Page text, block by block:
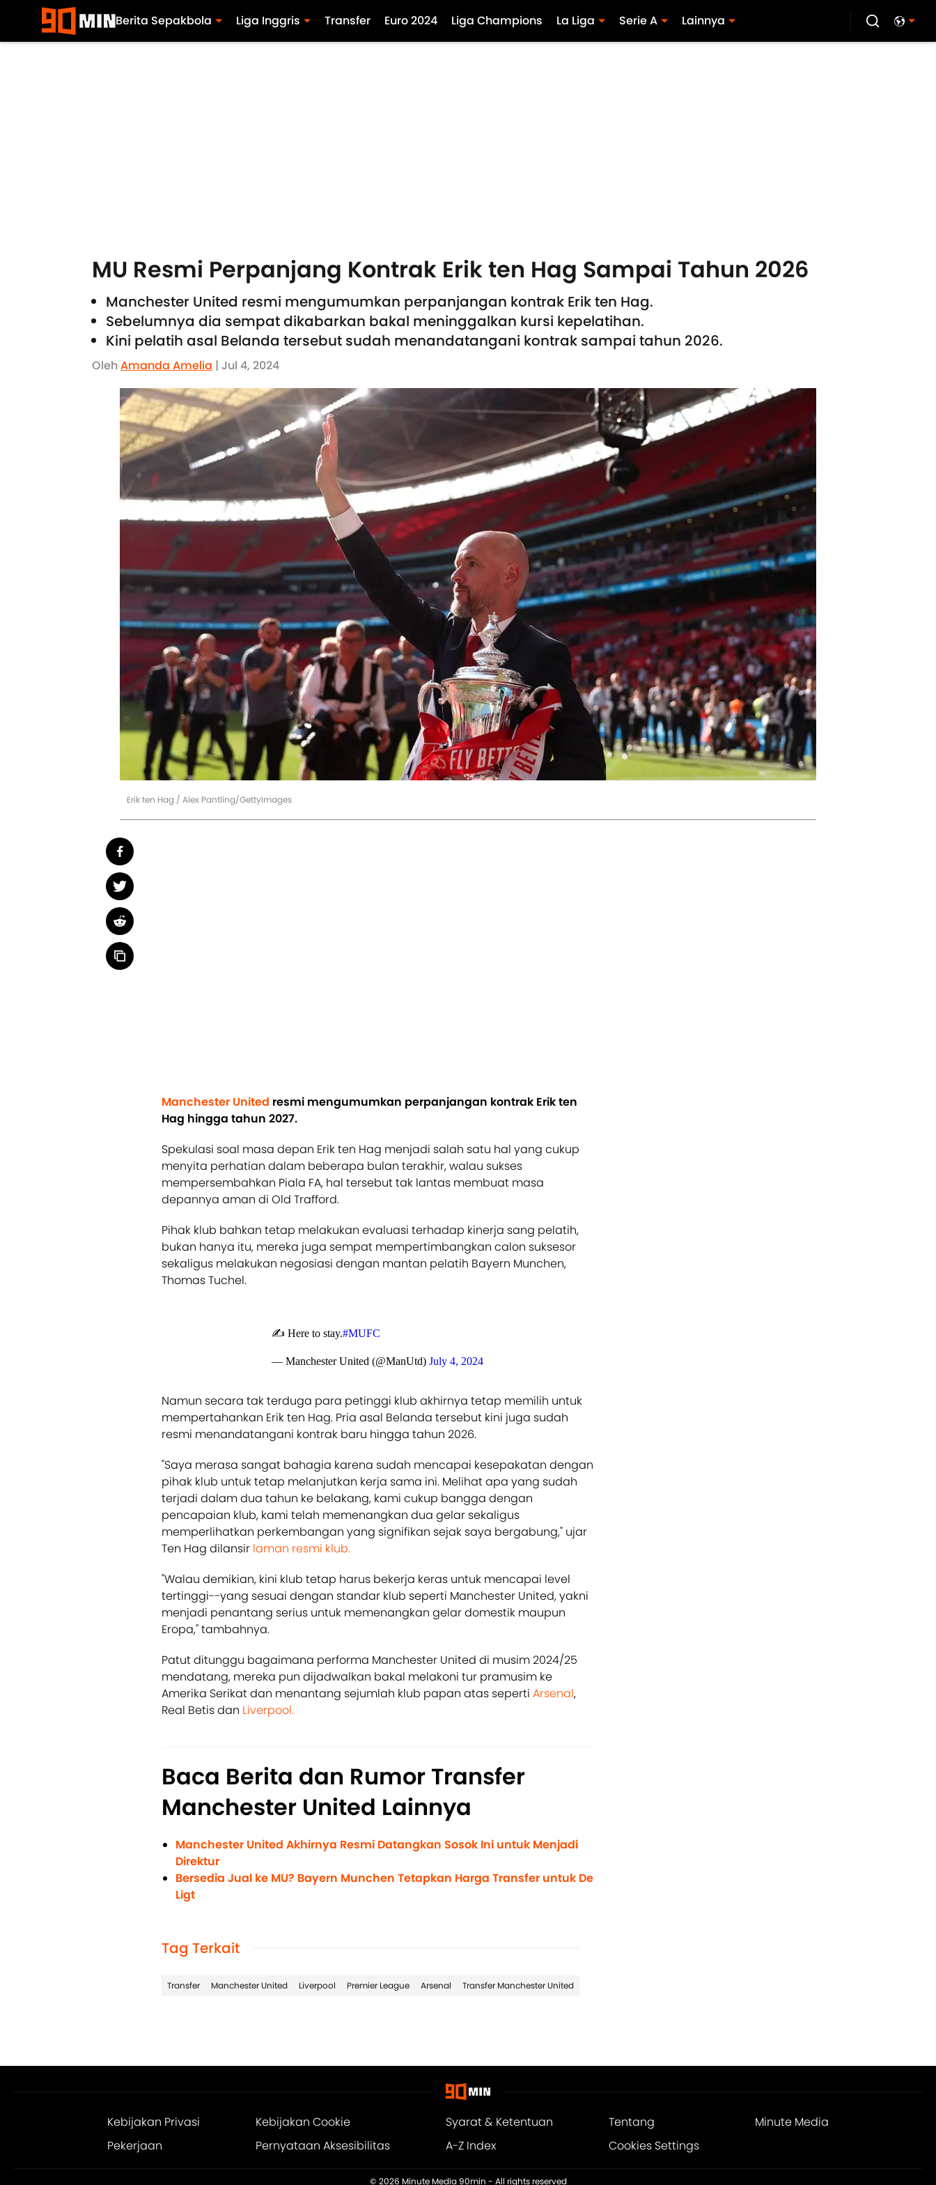
Berita Sepakbola Liga Inggris Transfer Euro 2024 Liga Champions La Liga Serie A Lainnya
MU Resmi Perpanjang Kontrak Erik ten Hag Sampai Tahun 2026
Manchester United resmi mengumumkan perpanjangan kontrak Erik ten Hag.
Sebelumnya dia sempat dikabarkan bakal meninggalkan kursi kepelatihan.
Kini pelatih asal Belanda tersebut sudah menandatangani kontrak sampai tahun 2026.
OlehAmanda Amelia | Jul 4, 2024
Erik ten Hag / Alex Pantling/GettyImages
Manchester United resmi mengumumkan perpanjangan kontrak Erik ten
Hag hingga tahun 2027.
Spekulasi soal masa depan Erik ten Hag menjadi salah satu hal yang cukup
menyita perhatian dalam beberapa bulan terakhir, walau sukses
mempersembahkan Piala FA, hal tersebut tak lantas membuat masa
depannya aman di Old Trafford.
Pihak klub bahkan tetap melakukan evaluasi terhadap kinerja sang pelatih,
bukan hanya itu, mereka juga sempat mempertimbangkan calon suksesor
sekaligus melakukan negosiasi dengan mantan pelatih Bayern Munchen,
Thomas Tuchel.
✍️ Here to stay.#MUFC
— Manchester United (@ManUtd) July 4, 2024
Namun secara tak terduga para petinggi klub akhirnya tetap memilih untuk
mempertahankan Erik ten Hag. Pria asal Belanda tersebut kini juga sudah
resmi menandatangani kontrak baru hingga tahun 2026.
"Saya merasa sangat bahagia karena sudah mencapai kesepakatan dengan
pihak klub untuk tetap melanjutkan kerja sama ini. Melihat apa yang sudah
terjadi dalam dua tahun ke belakang, kami cukup bangga dengan
pencapaian klub, kami telah memenangkan dua gelar sekaligus
memperlihatkan perkembangan yang signifikan sejak saya bergabung," ujar
Ten Hag dilansir laman resmi klub.
"Walau demikian, kini klub tetap harus bekerja keras untuk mencapai level
tertinggi--yang sesuai dengan standar klub seperti Manchester United, yakni
menjadi penantang serius untuk memenangkan gelar domestik maupun
Eropa," tambahnya.
Patut ditunggu bagaimana performa Manchester United di musim 2024/25
mendatang, mereka pun dijadwalkan bakal melakoni tur pramusim ke
Amerika Serikat dan menantang sejumlah klub papan atas seperti Arsenal,
Real Betis dan Liverpool.
Baca Berita dan Rumor Transfer
Manchester United Lainnya
Manchester United Akhirnya Resmi Datangkan Sosok Ini untuk Menjadi
Direktur
Bersedia Jual ke MU? Bayern Munchen Tetapkan Harga Transfer untuk De
Ligt
Tag Terkait
Transfer Manchester United Liverpool Premier League Arsenal Transfer Manchester United
Kebijakan Privasi Kebijakan Cookie Syarat & Ketentuan Tentang
Minute Media
Pekerjaan
Pernyataan Aksesibilitas A-Z Index Cookies Settings
© 2026 Minute Media 90min - All rights reserved